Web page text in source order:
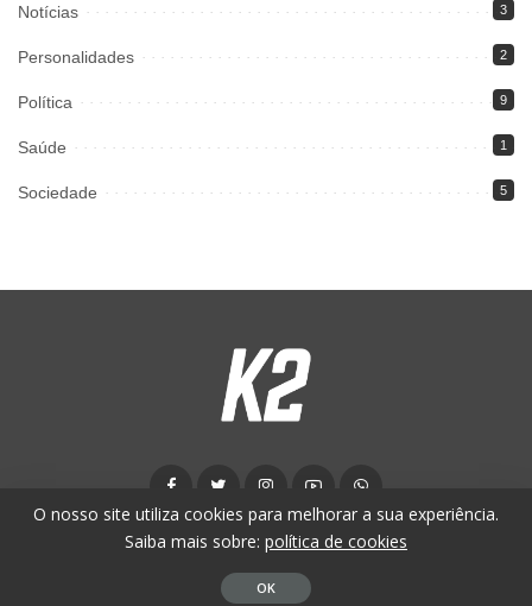
Notícias 3
Personalidades 2
Política 9
Saúde 1
Sociedade 5
© K2 News - 2024. Todos os direitos reservados.
O nosso site utiliza cookies para melhorar a sua experiência.
Saiba mais sobre: política de cookies
OK